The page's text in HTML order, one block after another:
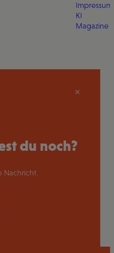
Impressum
KI
Magazine
du noch?
Nachricht.